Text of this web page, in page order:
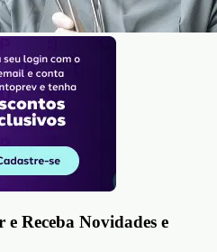
e Receba Novidades e